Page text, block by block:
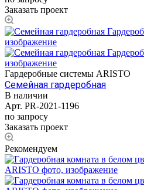
Заказать проект
Гардеробные системы ARISTO
Семейная гардеробная
В наличии
Арт. PR-2021-1196
по запросу
Заказать проект
Рекомендуем